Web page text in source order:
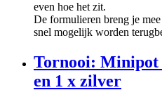
even hoe het zit.
De formulieren breng je
snel mogelijk worden
Tornooi: Minipot
en 1 x zilver